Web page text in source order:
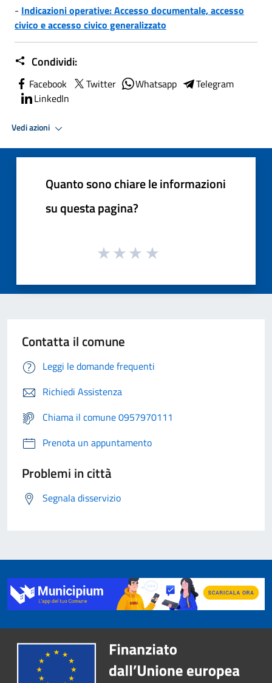
- Indicazioni operative: Accesso documentale, accesso
civico e accesso civico generalizzato
Condividi:
Facebook Twitter Whatsapp
Telegram
LinkedIn
Vedi azioni
Quanto sono chiare le informazioni
su questa pagina?
Contatta il comune
Leggi le domande frequenti
Richiedi Assistenza
Chiama il comune 0957970111
Prenota un appuntamento
Problemi in città
Segnala disservizio